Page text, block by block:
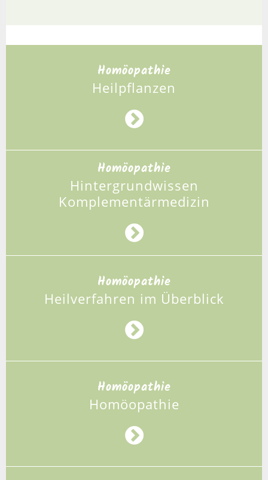
Homöopathie
Heilpflanzen
Homöopathie
Hintergrundwissen
Komplementärmedizin
Homöopathie
Heilverfahren im Überblick
Homöopathie
Homöopathie